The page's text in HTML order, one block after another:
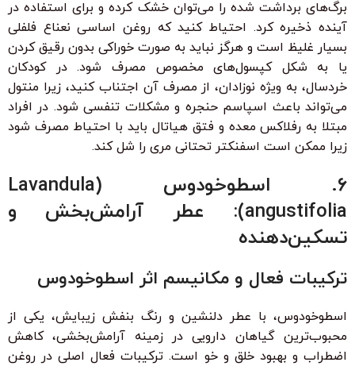
برگ‌های برداشت شده را می‌توان خشک کرده و برای استفاده در
آینده ذخیره کرد. احتیاط کنید که روغن اساسی نعناع فلفلی
بسیار غلیظ است و هرگز نباید به صورت خوراکی بدون رقیق کردن
یا به شکل کپسول‌های مخصوص مصرف شود. در کودکان
خردسال، به ویژه نوزادان، از مصرف آن اجتناب کنید، زیرا منتول
می‌تواند باعث اسپاسم حنجره و مشکلات تنفسی شود. در افراد
مبتلا به رفلاکس معده و فتق هیاتال باید با احتیاط مصرف شود
زیرا ممکن است اسفنکتر تحتانی مری را شل کند.
۶. اسطوخودوس (Lavandula
angustifolia): عطر آرامش‌بخش و
تسکین‌دهنده
ترکیبات فعال و مکانیسم اثر اسطوخودوس
اسطوخودوس، با عطر دلنشین و رنگ بنفش زیبایش، یکی از
محبوب‌ترین گیاهان دارویی در زمینه آرامش‌بخشی، کاهش
اضطراب و بهبود خلق و خو است. ترکیبات فعال اصلی در روغن